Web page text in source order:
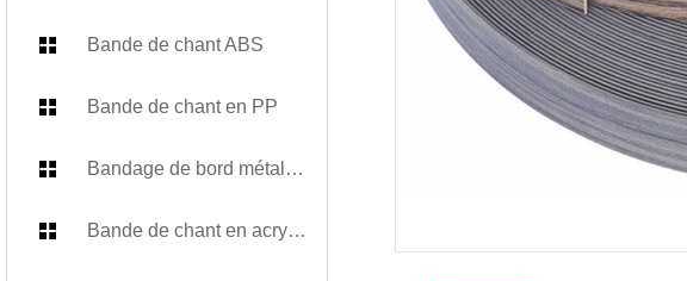
Bande de chant ABS
Bande de chant en PP
Bandage de bord métallique
Bande de chant en acrylique